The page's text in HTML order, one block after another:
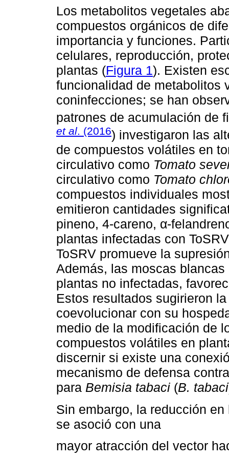
Los metabolitos vegetales
compuestos orgánicos de
importancia y funciones.
celulares, reproducción,
plantas (Figura 1). Existen
funcionalidad de metabolitos
coninfecciones; se han
patrones de acumulación de
et al. (2016) investigaron las
de compuestos volátiles en
circulativo como Tomato
circulativo como Tomato
compuestos individuales
emitieron cantidades
pineno, 4-careno, α-
plantas infectadas con
ToSRV promueve la
Además, las moscas
plantas no infectadas,
Estos resultados sugirieron
coevolucionar con su
medio de la modificación de
compuestos volátiles en
discernir si existe una
mecanismo de defensa
para Bemisia tabaci (B. tabaci
Sin embargo, la reducción
se asoció con una
mayor atracción del vector